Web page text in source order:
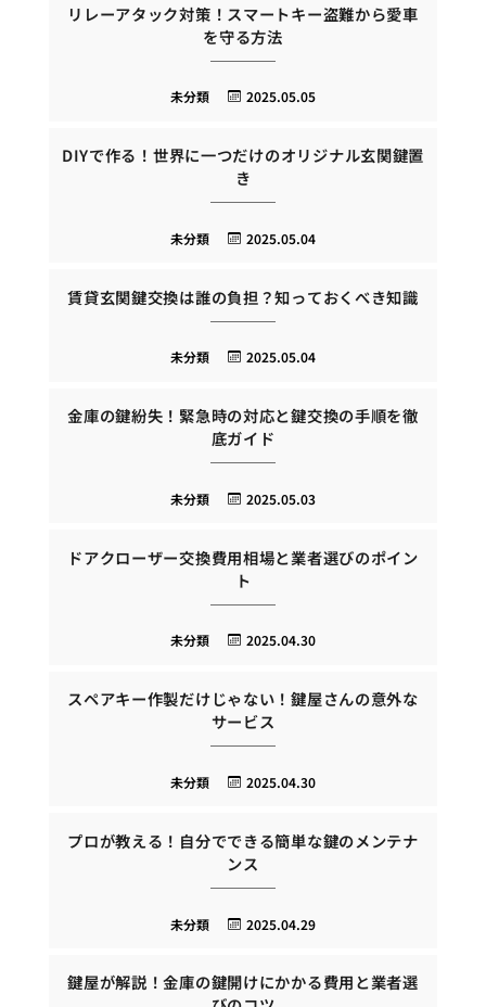
リレーアタック対策！スマートキー盗難から愛車
を守る方法
2025.05.05
未分類
DIYで作る！世界に一つだけのオリジナル玄関鍵置
き
2025.05.04
未分類
賃貸玄関鍵交換は誰の負担？知っておくべき知識
2025.05.04
未分類
金庫の鍵紛失！緊急時の対応と鍵交換の手順を徹
底ガイド
2025.05.03
未分類
ドアクローザー交換費用相場と業者選びのポイン
ト
2025.04.30
未分類
スペアキー作製だけじゃない！鍵屋さんの意外な
サービス
2025.04.30
未分類
プロが教える！自分でできる簡単な鍵のメンテナ
ンス
2025.04.29
未分類
鍵屋が解説！金庫の鍵開けにかかる費用と業者選